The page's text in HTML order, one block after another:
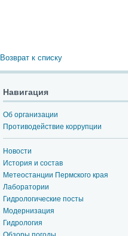
Возврат к списку
Навигация
Об организации
Противодействие коррупции
Новости
История и состав
Метеостанции Пермского края
Лаборатории
Гидрологические посты
Модернизация
Гидрология
Обзоры погоды